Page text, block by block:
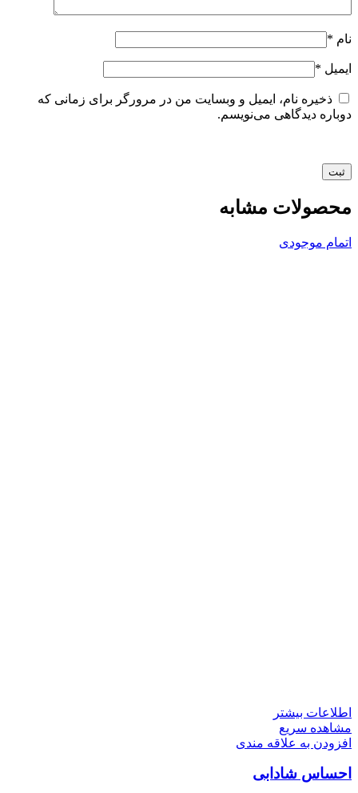
نام *
ایمیل *
ذخیره نام، ایمیل و وبسایت من در مرورگر برای زمانی که
دوباره دیدگاهی می‌نویسم.
محصولات مشابه
اتمام موجودی
اطلاعات بیشتر
مشاهده سریع
افزودن به علاقه مندی
احساس شادابی